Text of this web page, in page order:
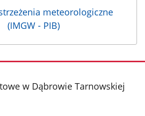
meteorologiczne
(IMGW - PIB)
w Dąbrowie Tarnowskiej